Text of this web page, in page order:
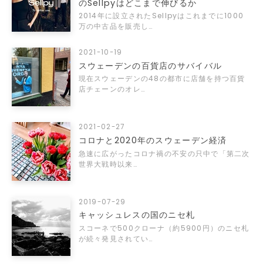
のSellpyはどこまで伸びるか
2014年に設立されたSellpyはこれまでに1000
万の中古品を販売し…
2021-10-19
スウェーデンの百貨店のサバイバル
現在スウェーデンの48の都市に店舗を持つ百貨
店チェーンのオレ…
2021-02-27
コロナと2020年のスウェーデン経済
急速に広がったコロナ禍の不安の只中で「第二次
世界大戦時以来…
2019-07-29
キャッシュレスの国のニセ札
スコーネで500クローナ（約5900円）のニセ札
が続々発見されてい…